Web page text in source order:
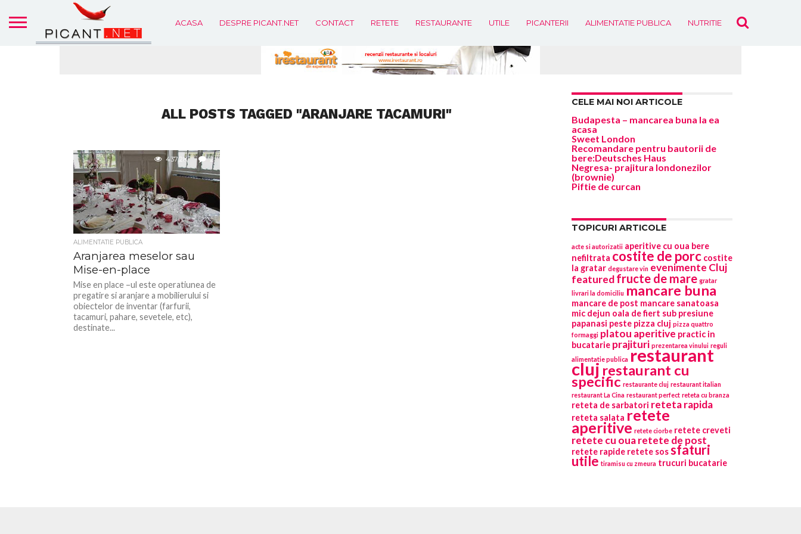
ACASA DESPRE PICANT.NET CONTACT RETETE RESTAURANTE UTILE PICANTERII ALIMENTATIE PUBLICA NUTRITIE EVENIMENTE
ALL POSTS TAGGED "ARANJARE TACAMURI"
437.2K 2
ALIMENTATIE PUBLICA
Aranjarea meselor sau
Mise-en-place
Mise en place –ul este operatiunea de
pregatire si aranjare a mobilierului si
obiectelor de inventar (farfurii,
tacamuri, pahare, sevetele, etc),
destinate...
CELE MAI NOI ARTICOLE
Budapesta – mancarea buna la ea
acasa
Sweet London
Recomandare pentru bautorii de
bere:Deutsches Haus
Negresa- prajitura londonezilor
(brownie)
Piftie de curcan
TOPICURI ARTICOLE
acte si autorizatii aperitive cu oua bere
nefiltrata costite de porc costite
la gratar degustare vin evenimente Cluj
featuredfructe de mare gratar
livrari la domiciliu mancare buna
mancare de post mancare sanatoasa
mic dejun oala de fiert sub presiune
papanasi peste pizza cluj pizza quattro
formaggi platou aperitive practic in
bucatarie prajituri prezentarea vinului reguli
alimentatie publica restaurant
clujrestaurant cu
specific restaurante cluj restaurant italian
restaurant La Cina restaurant perfect reteta cu branza
reteta de sarbatori reteta rapida
reteta salata retete
aperitive retete ciorbe retete creveti
retete cu ouaretete de post
retete rapide retete sossfaturi
utile tiramisu cu zmeura trucuri bucatarie